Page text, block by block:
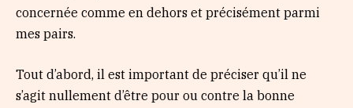
concernée comme en dehors et précisément parmi
mes pairs.
Tout d’abord, il est important de préciser qu’il ne
s’agit nullement d’être pour ou contre la bonne